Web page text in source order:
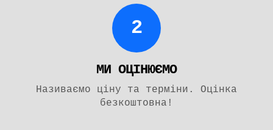
2
МИ ОЦІНЮЄМО
Називаємо ціну та терміни. Оцінка
безкоштовна!